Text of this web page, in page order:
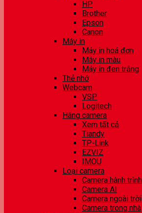
HP
Brother
Epson
Canon
Máy in
Máy in hoá đơn
Máy in màu
Máy in đen trắng
Thẻ nhớ
Webcam
VSP
Logitech
Hãng camera
Xem tất cả
Tiandy
TP-Link
EZVIZ
IMOU
Loại camera
Camera hành trình
Camera AI
Camera ngoài trời
Camera trong nhà